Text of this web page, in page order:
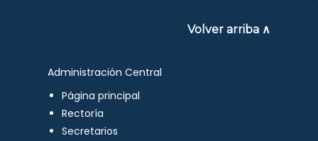
Volver arriba ∧
Administración Central
Página principal
Rectoría
Secretarios